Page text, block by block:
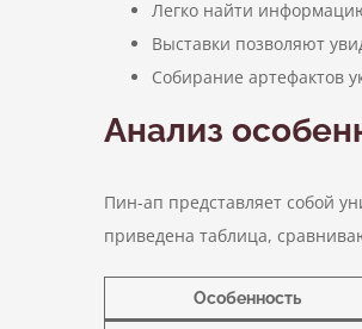
Легко найти
Выставки позволяют
Собирание артефактов
Анализ
Пин-ап представляет собой
приведена таблица,
Особенность